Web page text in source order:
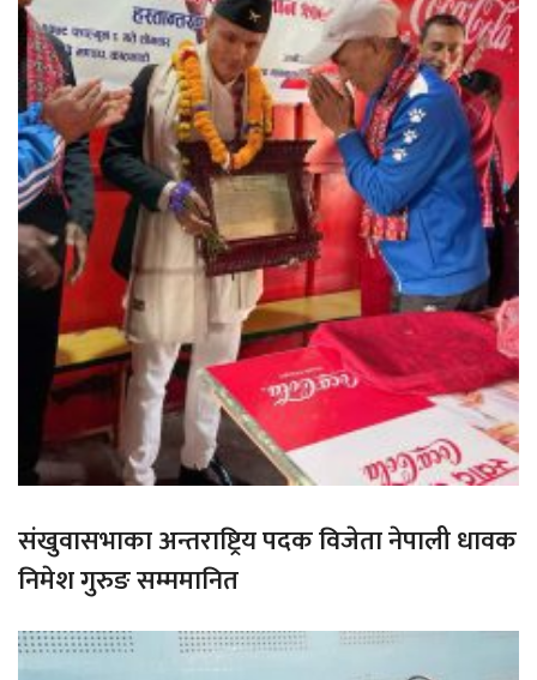
संखुवासभाका अन्तराष्ट्रिय पदक विजेता नेपाली धावक
निमेश गुरुङ सम्ममानित